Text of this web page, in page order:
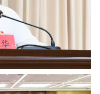
诉求公开